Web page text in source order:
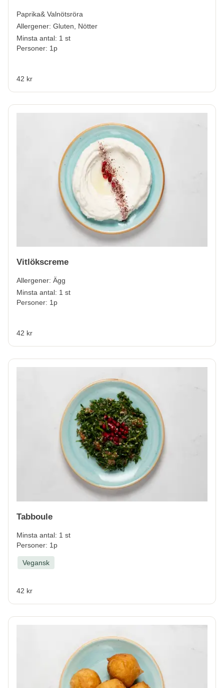
Paprika& Valnötsröra
Allergener: Gluten, Nötter
Minsta antal: 1 st
Personer: 1p
42 kr
Vitlökscreme
Allergener: Ägg
Minsta antal: 1 st
Personer: 1p
42 kr
Tabboule
Minsta antal: 1 st
Personer: 1p
Vegansk
42 kr